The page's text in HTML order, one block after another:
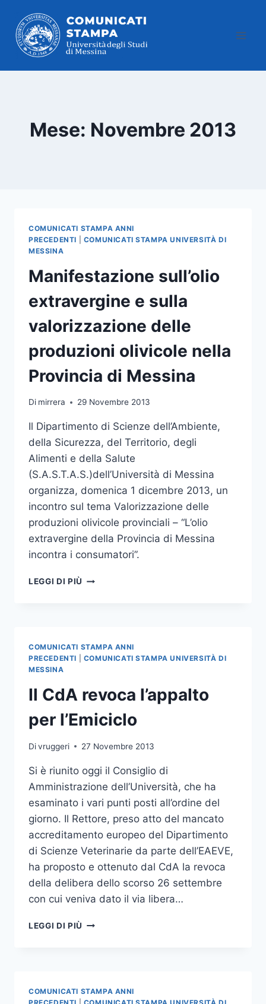
contenuto
Mese: Novembre 2013
COMUNICATI STAMPA ANNI
PRECEDENTI
COMUNICATI STAMPA UNIVERSITÀ DI
MESSINA
Manifestazione sull’olio
extravergine e sulla
valorizzazione delle
produzioni olivicole nella
Provincia di Messina
Di mirrera 29 Novembre 2013
Il Dipartimento di Scienze dell’Ambiente,
della Sicurezza, del Territorio, degli
Alimenti e della Salute
(S.A.S.T.A.S.)dell’Università di Messina
organizza, domenica 1 dicembre 2013, un
incontro sul tema Valorizzazione delle
produzioni olivicole provinciali – “L’olio
extravergine della Provincia di Messina
incontra i consumatori”.
LEGGI DI PIÙ MANIFESTAZIONE
DELLE
NELLA
PROVINCIA
DI
MESSINA
COMUNICATI STAMPA ANNI
PRECEDENTI
COMUNICATI STAMPA UNIVERSITÀ DI
MESSINA
Il CdA revoca l’appalto
per l’Emiciclo
Divruggeri 27 Novembre 2013
Si è riunito oggi il Consiglio di
Amministrazione dell’Università, che ha
esaminato i vari punti posti all’ordine del
giorno. Il Rettore, preso atto del mancato
accreditamento europeo del Dipartimento
di Scienze Veterinarie da parte dell’EAEVE,
ha proposto e ottenuto dal CdA la revoca
della delibera dello scorso 26 settembre
con cui veniva dato il via libera…
LEGGI DI PIÙ
COMUNICATI STAMPA ANNI